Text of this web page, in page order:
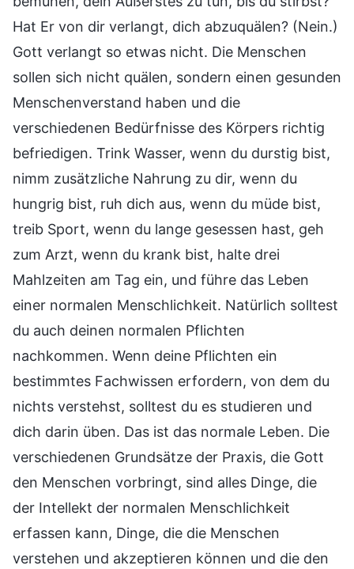
Hat Er von dir verlangt, dich abzuquälen? (Nein.)
Gott verlangt so etwas nicht. Die Menschen
sollen sich nicht quälen, sondern einen gesunden
Menschenverstand haben und die
verschiedenen Bedürfnisse des Körpers richtig
befriedigen. Trink Wasser, wenn du durstig bist,
nimm zusätzliche Nahrung zu dir, wenn du
hungrig bist, ruh dich aus, wenn du müde bist,
treib Sport, wenn du lange gesessen hast, geh
zum Arzt, wenn du krank bist, halte drei
Mahlzeiten am Tag ein, und führe das Leben
einer normalen Menschlichkeit. Natürlich solltest
du auch deinen normalen Pflichten
nachkommen. Wenn deine Pflichten ein
bestimmtes Fachwissen erfordern, von dem du
nichts verstehst, solltest du es studieren und
dich darin üben. Das ist das normale Leben. Die
verschiedenen Grundsätze der Praxis, die Gott
den Menschen vorbringt, sind alles Dinge, die
der Intellekt der normalen Menschlichkeit
erfassen kann, Dinge, die die Menschen
verstehen und akzeptieren können und die den